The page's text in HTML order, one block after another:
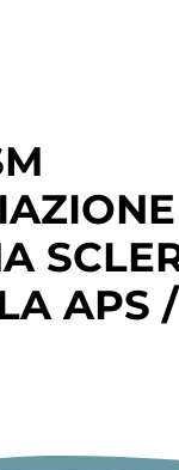
APS